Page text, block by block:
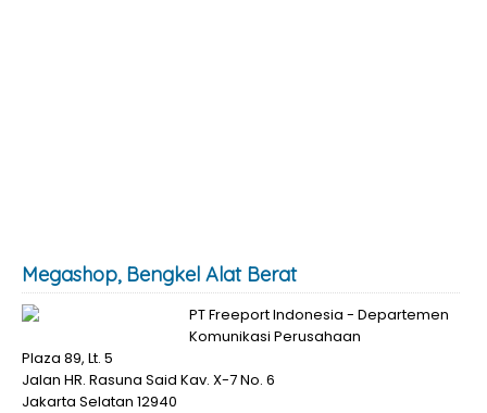
Megashop, Bengkel Alat Berat
PT Freeport Indonesia - Departemen
Komunikasi Perusahaan
Plaza 89, Lt. 5
Jalan HR. Rasuna Said Kav. X-7 No. 6
Jakarta Selatan 12940